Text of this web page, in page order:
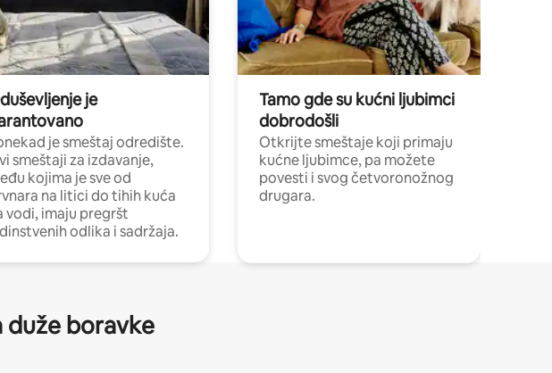
je
je smeštaj odredište.
smeštaji za izdavanje,
kojima je sve od
na litici do tihih kuća
vodi, imaju pregršt
odlika i sadržaja.
Tamo gde su kućni ljubimci
dobrodošli
Otkrijte smeštaje koji primaju
kućne ljubimce, pa možete
povesti i svog četvoronožnog
drugara.
duže boravke